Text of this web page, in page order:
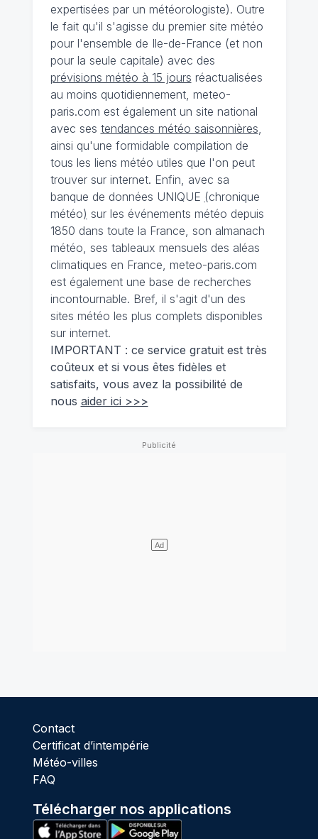
expertisées par un météorologiste). Outre
le fait qu'il s'agisse du premier site météo
pour l'ensemble de Ile-de-France (et non
pour la seule capitale) avec des
prévisions météo à 15 jours réactualisées
au moins quotidiennement, meteo-
paris.com est également un site national
avec ses tendances météo saisonnières
ainsi qu'une formidable compilation de
tous les liens météo utiles que l'on peut
trouver sur internet. Enfin, avec sa
banque de données UNIQUE (chronique
météo) sur les événements météo depuis
1850 dans toute la France, son almanach
météo, ses tableaux mensuels des aléas
climatiques en France, meteo-paris.com
est également une base de recherches
incontournable. Bref, il s'agit d'un des
sites météo les plus complets disponibles
sur internet.
IMPORTANT : ce service gratuit est très
coûteux et si vous êtes fidèles et
satisfaits, vous avez la possibilité de
nous aider ici >>>
Contact
Certificat d’intempérie
Météo-villes
FAQ
Télécharger nos applications